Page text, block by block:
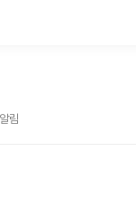
림